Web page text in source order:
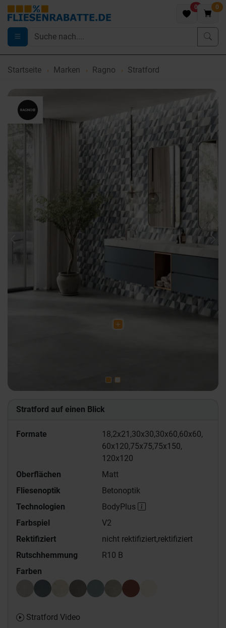
0 0
Startseite Marken Ragno Stratford
Previous
Stratford auf einen Blick
Formate 18,2x21,30x30,30x60,60x60,
60x120,75x75,75x150,
120x120
Oberflächen
Matt
Fliesenoptik
Betonoptik
Technologien
BodyPlus
Farbspiel
V2
Rektifiziert
nicht rektifiziert,rektifiziert
Rutschhemmung
R10 B
Farben
Stratford Video